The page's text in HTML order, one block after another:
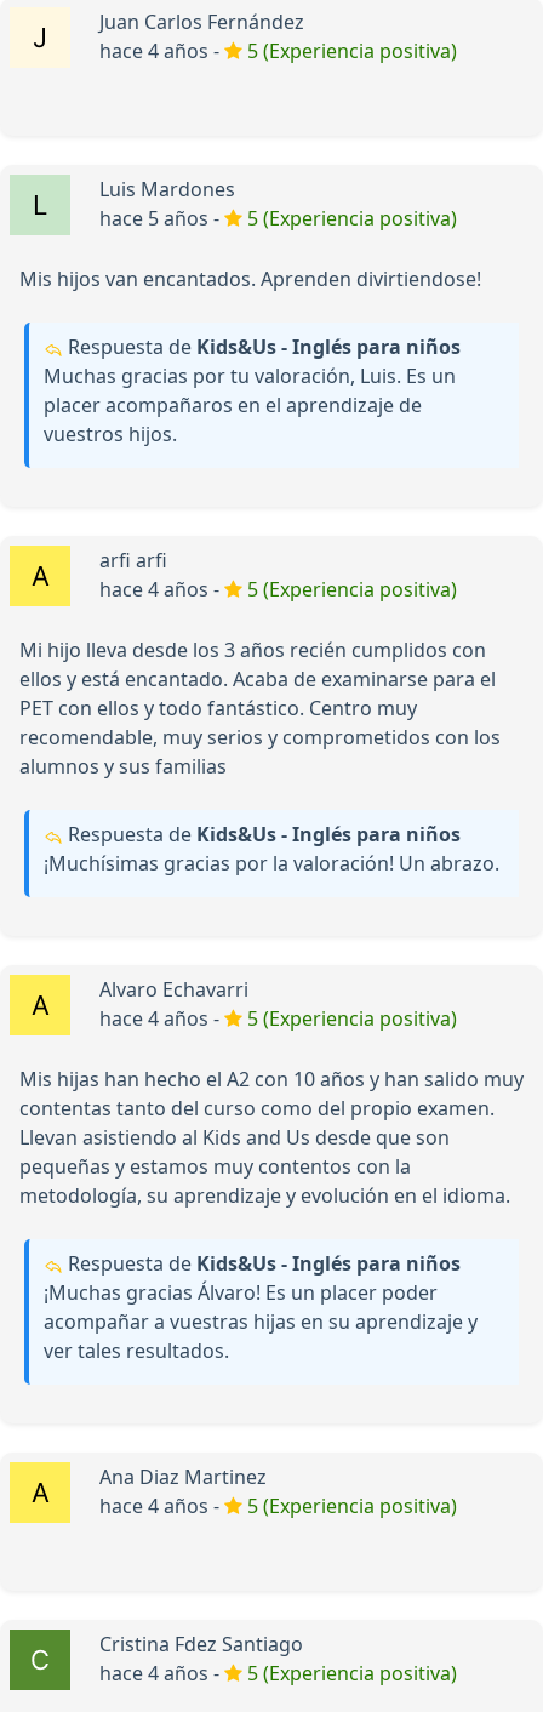
Juan Carlos Fernández
hace 4 años -
5 (Experiencia positiva)
Luis Mardones
hace 5 años -
5 (Experiencia positiva)
Mis hijos van encantados. Aprenden divirtiendose!
Respuesta de Kids&Us - Inglés para niños
Muchas gracias por tu valoración, Luis. Es un
placer acompañaros en el aprendizaje de
vuestros hijos.
arfi arfi
hace 4 años -
5 (Experiencia positiva)
Mi hijo lleva desde los 3 años recién cumplidos con
ellos y está encantado. Acaba de examinarse para el
PET con ellos y todo fantástico. Centro muy
recomendable, muy serios y comprometidos con los
alumnos y sus familias
Respuesta de Kids&Us - Inglés para niños
¡Muchísimas gracias por la valoración! Un abrazo.
Alvaro Echavarri
hace 4 años -
5 (Experiencia positiva)
Mis hijas han hecho el A2 con 10 años y han salido muy
contentas tanto del curso como del propio examen.
Llevan asistiendo al Kids and Us desde que son
pequeñas y estamos muy contentos con la
metodología, su aprendizaje y evolución en el idioma.
Respuesta de Kids&Us - Inglés para niños
¡Muchas gracias Álvaro! Es un placer poder
acompañar a vuestras hijas en su aprendizaje y
ver tales resultados.
Ana Diaz Martinez
hace 4 años -
5 (Experiencia positiva)
Cristina Fdez Santiago
hace 4 años -
5 (Experiencia positiva)